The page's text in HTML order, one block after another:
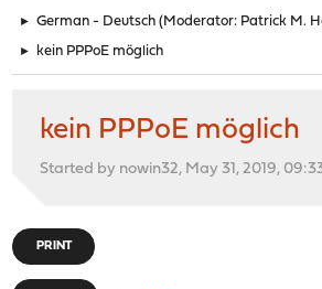
► German - Deutsch (Moderator: Patrick M.
► kein PPPoE möglich
kein PPPoE möglich
Started by nowin32, May 31, 2019,
PRINT